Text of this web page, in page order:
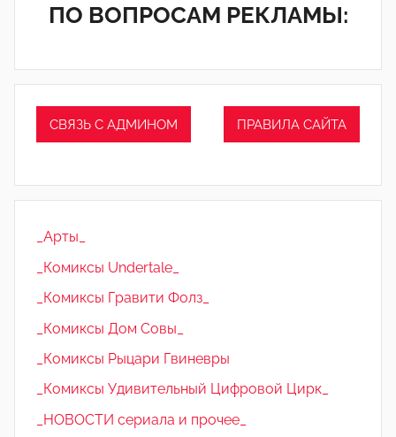
ПО ВОПРОСАМ РЕКЛАМЫ:
СВЯЗЬ С АДМИНОМ ПРАВИЛА САЙТА
_Арты_
_Комиксы Undertale_
_Комиксы Гравити Фолз_
_Комиксы Дом Совы_
_Комиксы Рыцари Гвиневры
_Комиксы Удивительный Цифровой Цирк_
_НОВОСТИ сериала и прочее_